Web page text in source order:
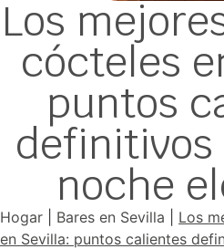
Los
cócteles
puntos
definitivos
noche
Hogar Bares en Sevilla
Los
en Sevilla: puntos calientes